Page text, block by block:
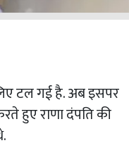
टल गई है. अब इसपर
हुए राणा दंपति की